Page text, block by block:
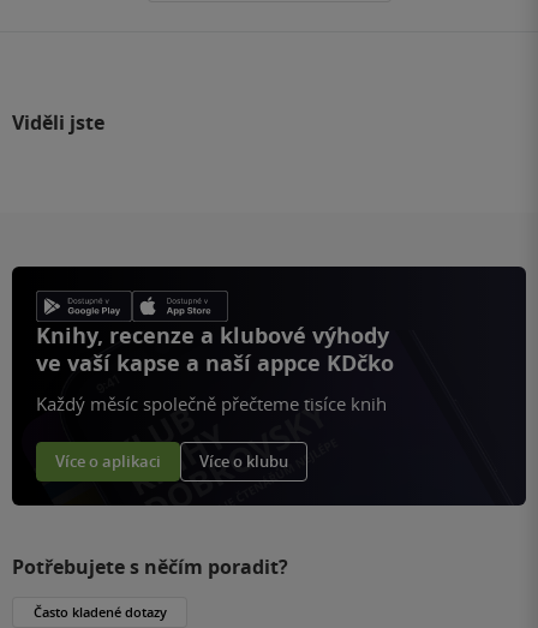
Viděli jste
Knihy, recenze a klubové výhody
ve vaší kapse a naší appce KDčko
Každý měsíc společně přečteme tisíce knih
Více o aplikaci Více o klubu
Potřebujete s něčím poradit?
Často kladené dotazy